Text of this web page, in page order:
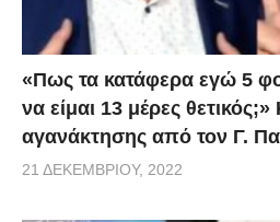
«Πως τα κατάφερα εγώ 5
να είμαι 13 μέρες
αγανάκτησης από τον Γ.
21 ΔΕΚΕΜΒΡΊΟΥ, 2022